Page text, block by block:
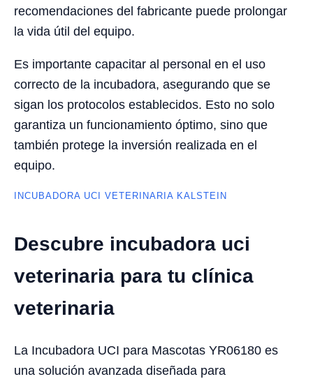
recomendaciones del fabricante puede prolongar
la vida útil del equipo.
Es importante capacitar al personal en el uso
correcto de la incubadora, asegurando que se
sigan los protocolos establecidos. Esto no solo
garantiza un funcionamiento óptimo, sino que
también protege la inversión realizada en el
equipo.
INCUBADORA UCI VETERINARIA KALSTEIN
Descubre incubadora uci
veterinaria para tu clínica
veterinaria
La Incubadora UCI para Mascotas YR06180 es
una solución avanzada diseñada para